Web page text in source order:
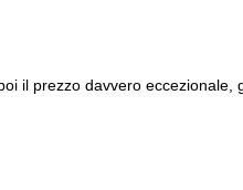
il prezzo davvero eccezionale,